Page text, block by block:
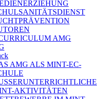
AMG
AMG ALS MINT-EC-
AKTIVITÄTEN